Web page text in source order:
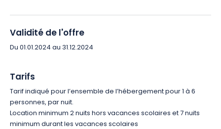
séjour et une cuisine entièrement équipée. Présentant une
particularité d’être bioclimatiques. Ouvertes sur une terrasse
vitrée orientée au Sud. Ainsi, vous pourrez admirer les
belle saison. Et en hiver, vous pourrez profiter du paysage
enneigé, bien au chaud, une tasse de chocolat chaud dans
les mains.
Validité de l'offre
Du 01.01.2024 au 31.12.2024
Tarifs
Tarif indiqué pour l’ensemble de l’hébergement pour 1 à 6
personnes, par nuit.
Location minimum 2 nuits hors vacances scolaires et 7 nuits
minimum durant les vacances scolaires